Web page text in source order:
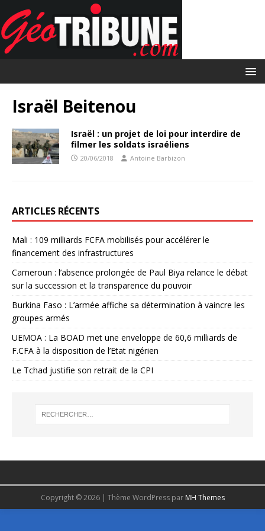
Israël Beitenou
Israël : un projet de loi pour interdire de
filmer les soldats israéliens
20/06/2018 Antoine Barbizon
ARTICLES RÉCENTS
Mali : 109 milliards FCFA mobilisés pour accélérer le
financement des infrastructures
Cameroun : l’absence prolongée de Paul Biya relance le débat
sur la succession et la transparence du pouvoir
Burkina Faso : L’armée affiche sa détermination à vaincre les
groupes armés
UEMOA : La BOAD met une enveloppe de 60,6 milliards de
F.CFA à la disposition de l’Etat nigérien
Le Tchad justifie son retrait de la CPI
Copyright © 2026 | Thème WordPress par MH Themes